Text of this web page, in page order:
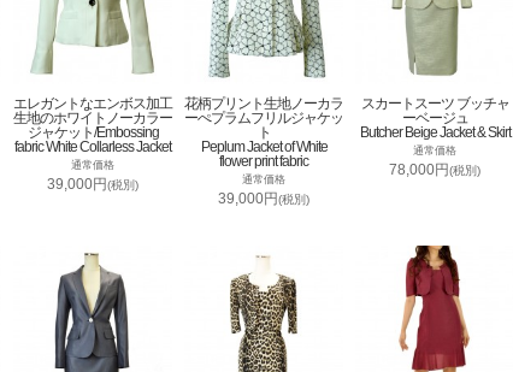
エレガントなエンボス加工
生地のホワイトノーカラー
ジャケット/Embossing
fabric White Collarless Jacket
通常価格
39,000円(税別)
花柄プリント生地ノーカラ
ーぺプラムフリルジャケッ
ト
Peplum Jacket of White
flower print fabric
通常価格
39,000円(税別)
スカートスーツ ブッチャ
ーベージュ
Butcher Beige Jacket & Skirt
通常価格
78,000円(税別)